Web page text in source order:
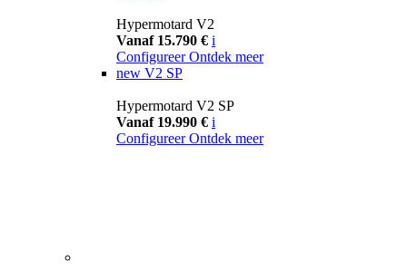
Hypermotard V2
Vanaf 15.790 € i
Configureer Ontdek meer
new V2 SP
Hypermotard V2 SP
Vanaf 19.990 € i
Configureer Ontdek meer